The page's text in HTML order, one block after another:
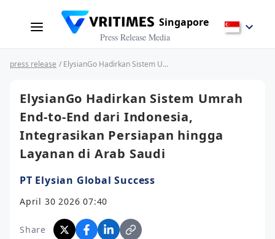
Singapore
Press Release Media
press release / ElysianGo Hadirkan Sistem Umrah End-to-End dari Indonesia, Integrasikan Persiapan hingga Layanan di Arab Saudi
ElysianGo Hadirkan Sistem Umrah
End-to-End dari Indonesia,
Integrasikan Persiapan hingga
Layanan di Arab Saudi
PT Elysian Global Success
April 30 2026 07:40
Share